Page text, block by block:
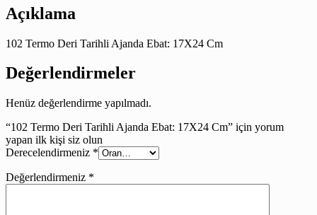
Açıklama
102 Termo Deri Tarihli Ajanda Ebat: 17X24 Cm
Değerlendirmeler
Henüz değerlendirme yapılmadı.
“102 Termo Deri Tarihli Ajanda Ebat: 17X24 Cm” için yorum
yapan ilk kişi siz olun
Derecelendirmeniz *
Değerlendirmeniz *